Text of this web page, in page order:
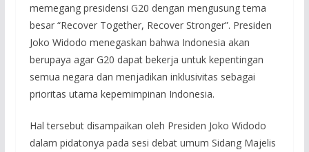
memegang presidensi G20 dengan mengusung tema
besar “Recover Together, Recover Stronger”. Presiden
Joko Widodo menegaskan bahwa Indonesia akan
berupaya agar G20 dapat bekerja untuk kepentingan
semua negara dan menjadikan inklusivitas sebagai
prioritas utama kepemimpinan Indonesia.
Hal tersebut disampaikan oleh Presiden Joko Widodo
dalam pidatonya pada sesi debat umum Sidang Majelis